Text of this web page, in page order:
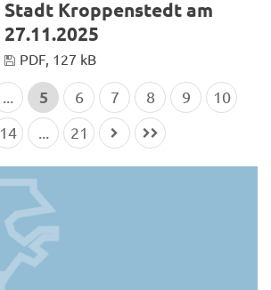
Stadt Kroppenstedt am
27.11.2025
PDF, 127 kB
5 6 7 8 9
10
14 21